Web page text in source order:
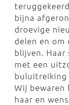
bijna
droevige
delen en
blijven.
met een
buluitreiking
Wij bewaren
haar en